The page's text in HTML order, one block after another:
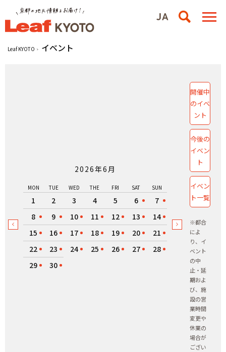
Leaf KYOTO イベント
2026年6月
MON TUE WED THE FRI SAT SUN
1 2 3 4 5 6
7
8
9 10 11 12 13
14
15
16 17 18 19 20
21
22
23 24 25 26 27
28
29
30
開催中
のイベ
ント
今後の
イベン
ト
イベン
ト一覧
※都合
によ
り、イ
ベント
の中
止・延
期およ
び、施
設の営
業時間
変更や
休業の
場合が
ござい